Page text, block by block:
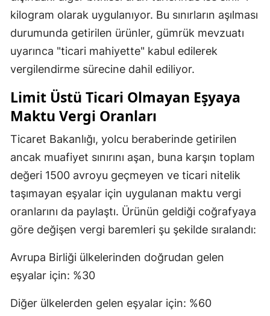
kilogram olarak uygulanıyor. Bu sınırların aşılması
durumunda getirilen ürünler, gümrük mevzuatı
uyarınca "ticari mahiyette" kabul edilerek
vergilendirme sürecine dahil ediliyor.
Limit Üstü Ticari Olmayan Eşyaya
Maktu Vergi Oranları
Ticaret Bakanlığı, yolcu beraberinde getirilen
ancak muafiyet sınırını aşan, buna karşın toplam
değeri 1500 avroyu geçmeyen ve ticari nitelik
taşımayan eşyalar için uygulanan maktu vergi
oranlarını da paylaştı. Ürünün geldiği coğrafyaya
göre değişen vergi baremleri şu şekilde sıralandı:
Avrupa Birliği ülkelerinden doğrudan gelen
eşyalar için: %30
Diğer ülkelerden gelen eşyalar için: %60